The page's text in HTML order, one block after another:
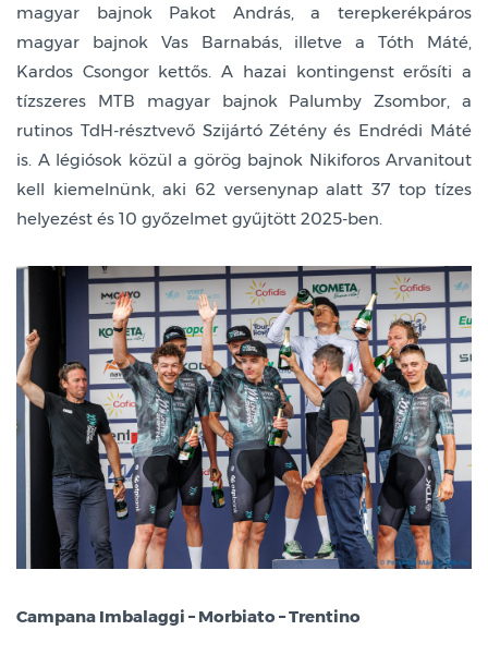
magyar bajnok Pakot András, a terepkerékpáros
magyar bajnok Vas Barnabás, illetve a Tóth Máté,
Kardos Csongor kettős. A hazai kontingenst erősíti a
tízszeres MTB magyar bajnok Palumby Zsombor, a
rutinos TdH-résztvevő Szijártó Zétény és Endrédi Máté
is. A légiósok közül a görög bajnok Nikiforos Arvanitout
kell kiemelnünk, aki 62 versenynap alatt 37 top tízes
helyezést és 10 győzelmet gyűjtött 2025-ben.
Campana Imbalaggi – Morbiato – Trentino